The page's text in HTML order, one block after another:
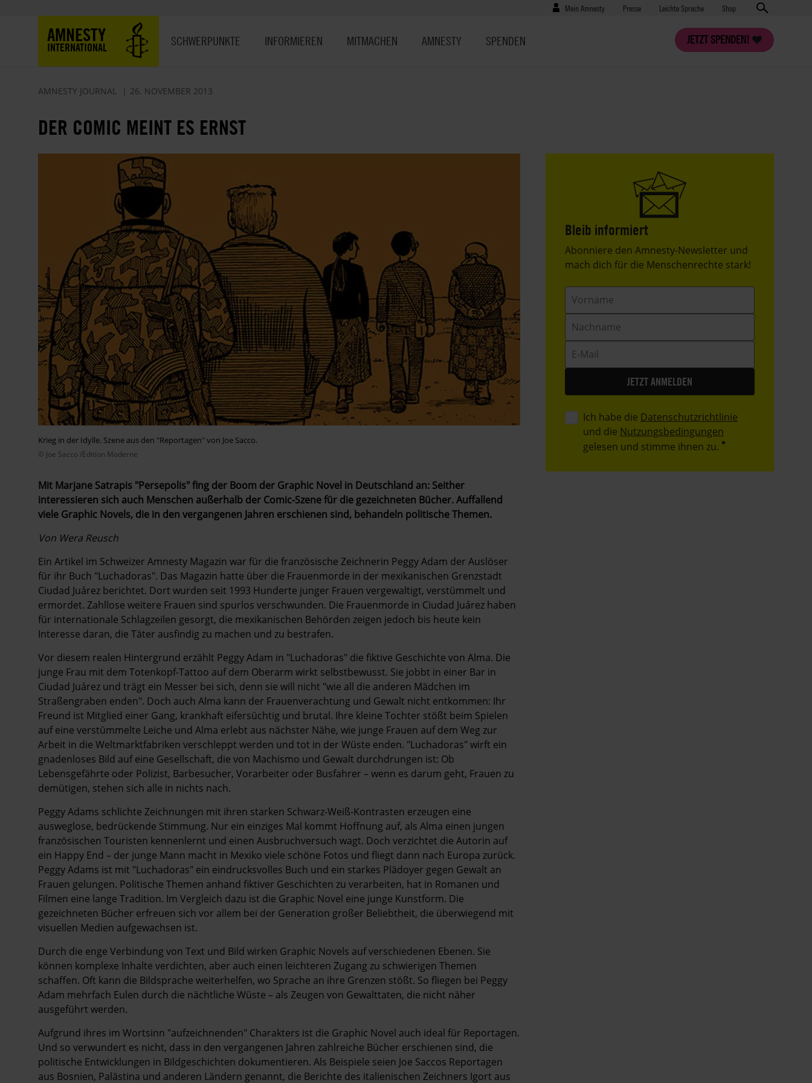
Benutzermenü
Mein Amnesty Presse
Presse Leichte Sprache Shop
AMNESTY
INTERNATIONAL
JETZT SPENDEN!
SCHWERPUNKTE INFORMIEREN MITMACHEN AMNESTY SPENDEN
AMNESTY JOURNAL 26. NOVEMBER 2013
DER COMIC MEINT ES ERNST
Krieg in der Idylle. Szene aus den "Reportagen" von Joe Sacco.
© Joe Sacco /Edition Moderne
Mit Marjane Satrapis "Persepolis" fing der Boom der Graphic Novel in Deutschland an: Seither
interessieren sich auch Menschen außerhalb der Comic-Szene für die ­gezeichneten Bücher. Auffallend
viele Graphic Novels, die in den vergangenen ­Jahren erschienen sind, behandeln politische Themen.
Von Wera Reusch
Ein Artikel im Schweizer Amnesty Magazin war für die französische Zeichnerin Peggy Adam der Auslöser
für ihr Buch "Luchadoras". Das Magazin hatte über die Frauenmorde in der mexikanischen Grenzstadt
Ciudad Juárez berichtet. Dort wurden seit 1993 Hunderte junger Frauen vergewaltigt, verstümmelt und
ermordet. Zahllose weitere Frauen sind spurlos verschwunden. Die Frauenmorde in Ciudad Juárez haben
für internationale Schlagzeilen gesorgt, die mexikanischen Behörden zeigen jedoch bis heute kein
Interesse daran, die Täter ausfindig zu machen und zu bestrafen.
Vor diesem realen Hintergrund erzählt Peggy Adam in "Luchadoras" die fiktive Geschichte von Alma. Die
junge Frau mit dem Totenkopf-Tattoo auf dem Oberarm wirkt selbstbewusst. Sie jobbt in einer Bar in
Ciudad Juárez und trägt ein Messer bei sich, denn sie will nicht "wie all die anderen Mädchen im
Straßengraben enden". Doch auch Alma kann der Frauenverachtung und Gewalt nicht entkommen: Ihr
Freund ist Mitglied einer Gang, krankhaft eifersüchtig und brutal. Ihre kleine Tochter stößt beim Spielen
auf eine verstümmelte Leiche und Alma erlebt aus nächster Nähe, wie junge Frauen auf dem Weg zur
Arbeit in die Weltmarktfabriken verschleppt werden und tot in der Wüste enden. "Luchadoras" wirft ein
gnadenloses Bild auf eine Gesellschaft, die von Machismo und Gewalt durchdrungen ist: Ob
Lebensgefährte oder Polizist, Barbesucher, Vorarbeiter oder Busfahrer – wenn es darum geht, Frauen zu
demütigen, stehen sich alle in nichts nach.
Peggy Adams schlichte Zeichnungen mit ihren starken Schwarz-Weiß-Kontrasten erzeugen eine
ausweglose, bedrückende Stimmung. Nur ein einziges Mal kommt Hoffnung auf, als Alma einen jungen
französischen Touristen kennenlernt und einen Ausbruchversuch wagt. Doch verzichtet die Autorin auf
ein Happy End – der junge Mann macht in Mexiko viele schöne Fotos und fliegt dann nach Europa zurück.
Peggy Adams ist mit "Luchadoras" ein eindrucksvolles Buch und ein starkes Plädoyer gegen Gewalt an
Frauen gelungen. Politische Themen anhand fiktiver Geschichten zu verarbeiten, hat in Romanen und
Filmen eine lange Tradition. Im Vergleich dazu ist die Graphic Novel eine junge Kunstform. Die
gezeichneten Bücher erfreuen sich vor allem bei der Generation großer Beliebtheit, die überwiegend mit
visuellen Medien aufgewachsen ist.
Durch die enge Verbindung von Text und Bild wirken Graphic Novels auf verschiedenen Ebenen. Sie
können komplexe Inhalte verdichten, aber auch einen leichteren Zugang zu schwierigen Themen
schaffen. Oft kann die Bildsprache weiterhelfen, wo Sprache an ihre Grenzen stößt. So fliegen bei Peggy
Adam mehrfach Eulen durch die nächtliche Wüste – als Zeugen von Gewalttaten, die nicht näher
ausgeführt werden.
Aufgrund ihres im Wortsinn "aufzeichnenden" Charakters ist die Graphic Novel auch ideal für Reportagen.
Und so verwundert es nicht, dass in den vergangenen Jahren zahlreiche Bücher erschienen sind, die
politische Entwicklungen in Bildgeschichten dokumentieren. Als Beispiele seien Joe Saccos Reportagen
aus Bosnien, Palästina und anderen Ländern genannt, die Berichte des italienischen Zeichners Igort aus
Bleib informiert
Header
Text
Abonniere den Amnesty-Newsletter und
mach dich für die Menschenrechte stark!
Vorname
Nachname
E-
Mail
Ich habe die Datenschutzrichtlinie
und die Nutzungsbedingungen
gelesen und stimme ihnen zu.